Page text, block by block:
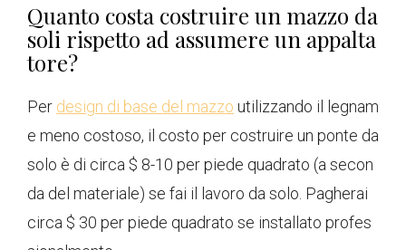
Quanto costa costruire un mazzo da
soli rispetto ad assumere un appalta
tore?
Per design di base del mazzo utilizzando il legnam
e meno costoso, il costo per costruire un ponte da
solo è di circa $ 8-10 per piede quadrato (a secon
da del materiale) se fai il lavoro da solo. Pagherai
circa $ 30 per piede quadrato se installato profes